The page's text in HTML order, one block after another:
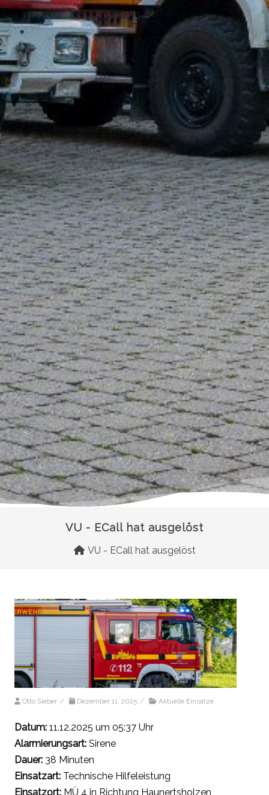
VU - ECall hat ausgelöst
VU - ECall hat ausgelöst
Otto Sieber / Dezember 11, 2025 / Aktuelle Einsätze
Datum: 11.12.2025 um 05:37 Uhr
Alarmierungsart: Sirene
Dauer: 38 Minuten
Einsatzart: Technische Hilfeleistung
Einsatzort: MÜ 4 in Richtung Haunertsholzen